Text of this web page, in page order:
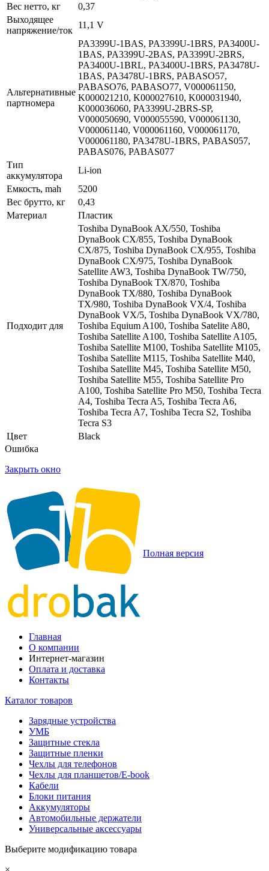
Вес нетто, кг
0,37
Выходящее
напряжение/ток
11,1 V
Альтернативные
партномера
PA3399U-1BAS, PA3399U-1BRS, PA3400U-
1BAS, PA3399U-2BAS, PA3399U-2BRS,
PA3400U-1BRL, PA3400U-1BRS, PA3478U-
1BAS, PA3478U-1BRS, PABASO57,
PABASO76, PABASO77, V000061150,
K000021210, K000027610, K000031940,
K000036060, PA3399U-2BRS-SP,
V000050690, V000055590, V000061130,
V000061140, V000061160, V000061170,
V000061180, PA3478U-1BRS, PABAS057,
PABAS076, PABAS077
Тип
аккумулятора
Li-ion
Емкость, mah
5200
Вес брутто, кг
0,43
Материал
Пластик
Подходит для
Toshiba DynaBook AX/550, Toshiba
DynaBook CX/855, Toshiba DynaBook
CX/875, Toshiba DynaBook CX/955, Toshiba
DynaBook CX/975, Toshiba DynaBook
Satellite AW3, Toshiba DynaBook TW/750,
Toshiba DynaBook TX/870, Toshiba
DynaBook TX/880, Toshiba DynaBook
TX/980, Toshiba DynaBook VX/4, Toshiba
DynaBook VX/5, Toshiba DynaBook VX/780,
Toshiba Equium A100, Toshiba Satelite A80,
Toshiba Satellite A100, Toshiba Satellite A105,
Toshiba Satellite M100, Toshiba Satellite M105,
Toshiba Satellite M115, Toshiba Satellite M40,
Toshiba Satellite M45, Toshiba Satellite M50,
Toshiba Satellite M55, Toshiba Satellite Pro
A100, Toshiba Satellite Pro M50, Toshiba Tecra
A4, Toshiba Tecra A5, Toshiba Tecra A6,
Toshiba Tecra A7, Toshiba Tecra S2, Toshiba
Tecra S3
Цвет
Black
Ошибка
Закрыть окно
Полная версия
Главная
О компании
Интернет-магазин
Оплата и доставка
Контакты
Каталог товаров
Зарядные устройства
УМБ
Защитные стекла
Защитные пленки
Чехлы для телефонов
Чехлы для планшетов/E-book
Кабели
Блоки питания
Аккумуляторы
Автомобильные держатели
Универсальные аксессуары
Выберите модификацию товара